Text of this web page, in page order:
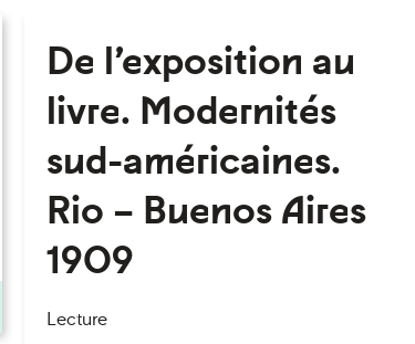
De l’exposition au
livre. Modernités
sud-américaines.
Rio – Buenos Aires
1909
Lecture